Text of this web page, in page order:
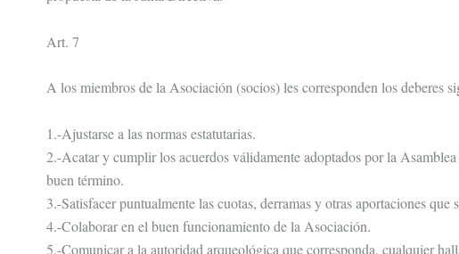
Art. 7
A los miembros de la Asociación (socios) les corresponden los deberes
1.-Ajustarse a las normas estatutarias.
2.-Acatar y cumplir los acuerdos válidamente adoptados por la
buen término.
3.-Satisfacer puntualmente las cuotas, derramas y otras aportaciones que
4.-Colaborar en el buen funcionamiento de la Asociación.
5.-Comunicar a la autoridad arqueológica que corresponda, cualquier